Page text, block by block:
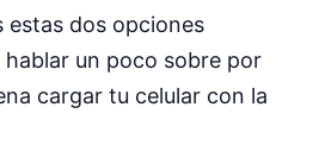
estas dos opciones
hablar un poco sobre por
cargar tu celular con la